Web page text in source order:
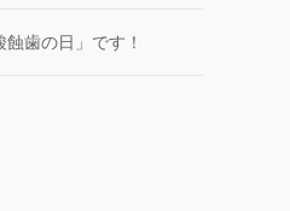
歯の日」です！